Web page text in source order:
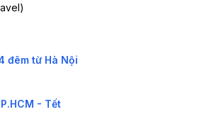
đêm từ Hà Nội
- Tết